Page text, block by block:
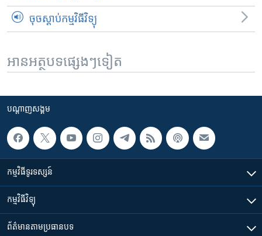
ចុចស្តាប់កម្មវិធីវិទ្យុ
អានអត្ថបទផ្សេងៗទៀត
បណ្តាញ​សង្គម
កម្មវិធី​ទូរទស្សន៍
កម្មវិធី​វិទ្យុ
ព័ត៌មាន​តាមប្រធានបទ​